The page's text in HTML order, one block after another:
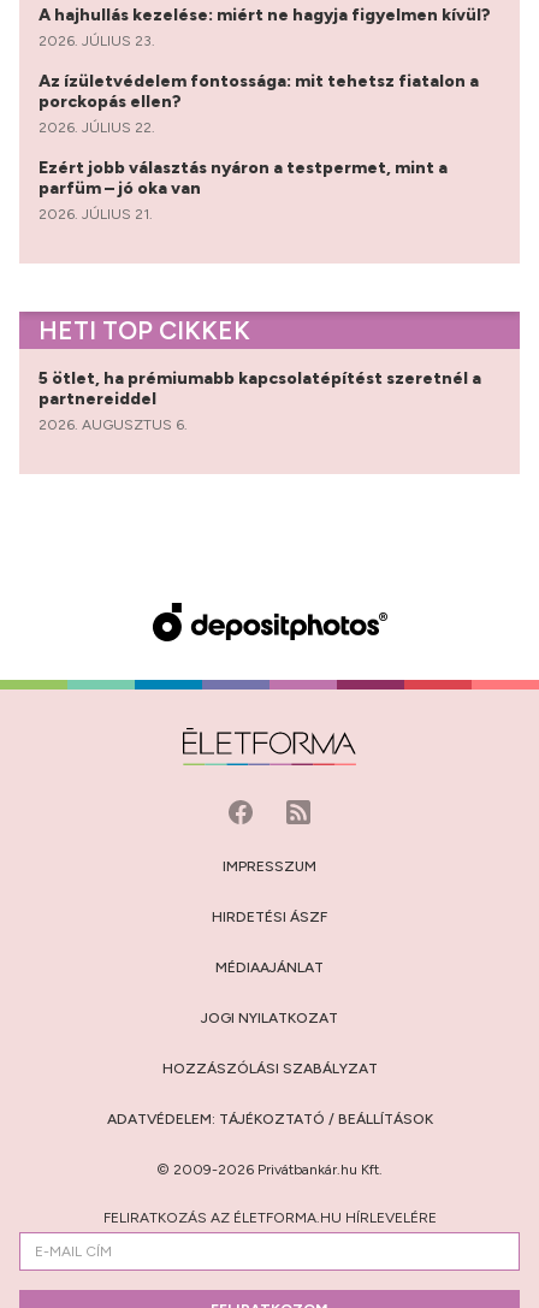
A hajhullás kezelése: miért ne hagyja figyelmen kívül?
2026. JÚLIUS 23.
Az ízületvédelem fontossága: mit tehetsz fiatalon a
porckopás ellen?
2026. JÚLIUS 22.
Ezért jobb választás nyáron a testpermet, mint a
parfüm – jó oka van
2026. JÚLIUS 21.
HETI TOP CIKKEK
5 ötlet, ha prémiumabb kapcsolatépítést szeretnél a
partnereiddel
2026. AUGUSZTUS 6.
IMPRESSZUM
HIRDETÉSI ÁSZF
MÉDIAAJÁNLAT
JOGI NYILATKOZAT
HOZZÁSZÓLÁSI SZABÁLYZAT
ADATVÉDELEM: TÁJÉKOZTATÓ / BEÁLLÍTÁSOK
© 2009-2026 Privátbankár.hu Kft.
FELIRATKOZÁS AZ ÉLETFORMA.HU HÍRLEVELÉRE